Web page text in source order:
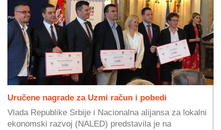
Uručene nagrade za Uzmi račun i pobedi
Vlada Republike Srbije i Nacionalna alijansa za lokalni
ekonomski razvoj (NALED) predstavila je na